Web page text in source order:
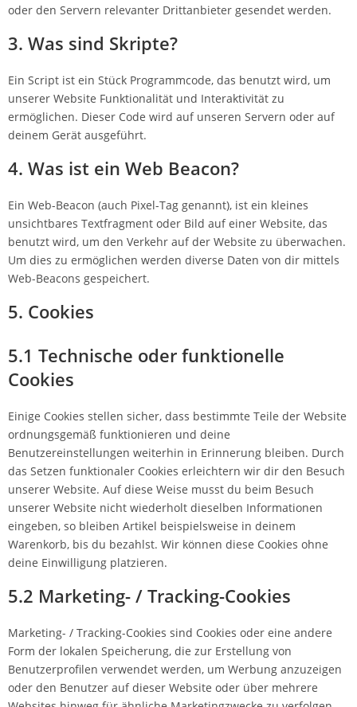
oder den Servern relevanter Drittanbieter gesendet werden.
3. Was sind Skripte?
Ein Script ist ein Stück Programmcode, das benutzt wird, um
unserer Website Funktionalität und Interaktivität zu
ermöglichen. Dieser Code wird auf unseren Servern oder auf
deinem Gerät ausgeführt.
4. Was ist ein Web Beacon?
Ein Web-Beacon (auch Pixel-Tag genannt), ist ein kleines
unsichtbares Textfragment oder Bild auf einer Website, das
benutzt wird, um den Verkehr auf der Website zu überwachen.
Um dies zu ermöglichen werden diverse Daten von dir mittels
Web-Beacons gespeichert.
5. Cookies
5.1 Technische oder funktionelle
Cookies
Einige Cookies stellen sicher, dass bestimmte Teile der Website
ordnungsgemäß funktionieren und deine
Benutzereinstellungen weiterhin in Erinnerung bleiben. Durch
das Setzen funktionaler Cookies erleichtern wir dir den Besuch
unserer Website. Auf diese Weise musst du beim Besuch
unserer Website nicht wiederholt dieselben Informationen
eingeben, so bleiben Artikel beispielsweise in deinem
Warenkorb, bis du bezahlst. Wir können diese Cookies ohne
deine Einwilligung platzieren.
5.2 Marketing- / Tracking-Cookies
Marketing- / Tracking-Cookies sind Cookies oder eine andere
Form der lokalen Speicherung, die zur Erstellung von
Benutzerprofilen verwendet werden, um Werbung anzuzeigen
oder den Benutzer auf dieser Website oder über mehrere